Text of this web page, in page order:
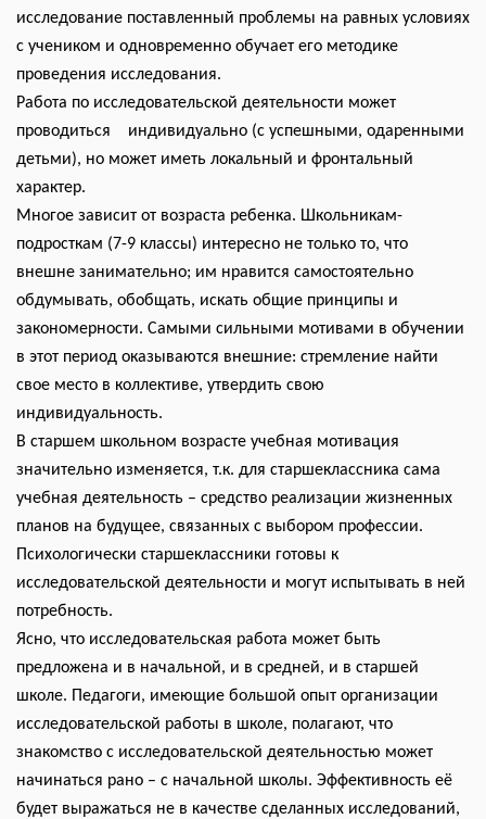
исследование поставленный проблемы на равных условиях
с учеником и одновременно обучает его методике
проведения исследования.
Работа по исследовательской деятельности может
проводиться индивидуально (с успешными, одаренными
детьми), но может иметь локальный и фронтальный
характер.
Многое зависит от возраста ребенка. Школьникам-
подросткам (7-9 классы) интересно не только то, что
внешне занимательно; им нравится самостоятельно
обдумывать, обобщать, искать общие принципы и
закономерности. Самыми сильными мотивами в обучении
в этот период оказываются внешние: стремление найти
свое место в коллективе, утвердить свою
индивидуальность.
В старшем школьном возрасте учебная мотивация
значительно изменяется, т.к. для старшеклассника сама
учебная деятельность – средство реализации жизненных
планов на будущее, связанных с выбором профессии.
Психологически старшеклассники готовы к
исследовательской деятельности и могут испытывать в ней
потребность.
Ясно, что исследовательская работа может быть
предложена и в начальной, и в средней, и в старшей
школе. Педагоги, имеющие большой опыт организации
исследовательской работы в школе, полагают, что
знакомство с исследовательской деятельностью может
начинаться рано – с начальной школы. Эффективность её
будет выражаться не в качестве сделанных исследований,